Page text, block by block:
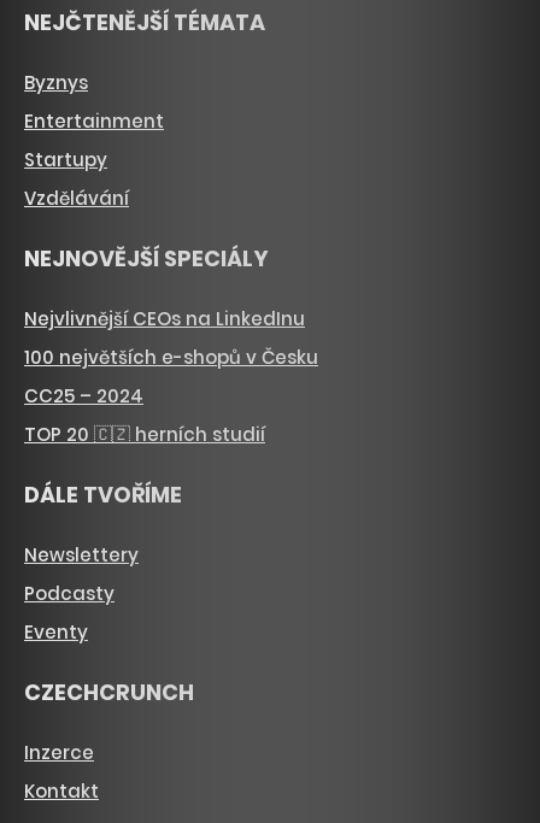
NEJČTENĚJŠÍ TÉMATA
Byznys
Entertainment
Startupy
Vzdělávání
NEJNOVĚJŠÍ SPECIÁLY
Nejvlivnější CEOs na LinkedInu
100 největších e-shopů v Česku
CC25 – 2024
TOP 20 🇨🇿 herních studií
DÁLE TVOŘÍME
Newslettery
Podcasty
Eventy
CZECHCRUNCH
Inzerce
Kontakt